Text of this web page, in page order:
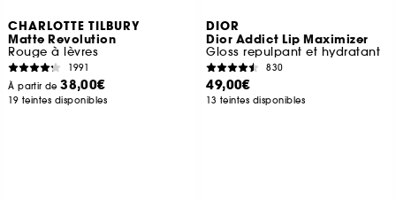
CHARLOTTE TILBURY
Matte Revolution
Rouge à lèvres
1991
À partir de38,00€
19 teintes disponibles
DIOR
Dior Addict Lip Maximizer
Gloss repulpant et hydratant
830
49,00€
13 teintes disponibles